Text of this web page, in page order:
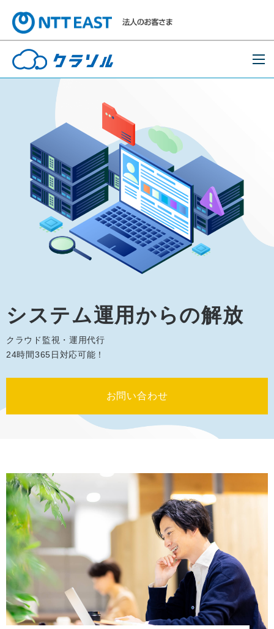
システム運用からの解放
クラウド監視・運用代行
24時間365日対応可能！
お問い合わせ